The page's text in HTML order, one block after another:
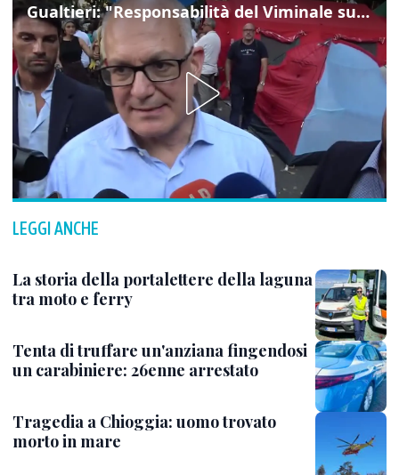
Gualtieri: "Responsabilità del Viminale su Spin Time? La posizione dei partiti è nota"
LEGGI ANCHE
La storia della portalettere della laguna
tra moto e ferry
Tenta di truffare un'anziana fingendosi
un carabiniere: 26enne arrestato
Tragedia a Chioggia: uomo trovato
morto in mare